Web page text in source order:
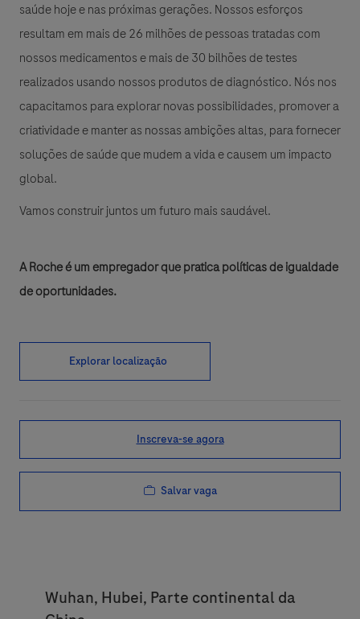
saúde hoje e nas próximas gerações. Nossos esforços
resultam em mais de 26 milhões de pessoas tratadas com
nossos medicamentos e mais de 30 bilhões de testes
realizados usando nossos produtos de diagnóstico. Nós nos
capacitamos para explorar novas possibilidades, promover a
criatividade e manter as nossas ambições altas, para fornecer
soluções de saúde que mudem a vida e causem um impacto
global.
Vamos construir juntos um futuro mais saudável.
A Roche é um empregador que pratica políticas de igualdade
de oportunidades.
Explorar localização
Inscreva-se agora
Salvar vaga
Location
Wuhan, Hubei, Parte continental da